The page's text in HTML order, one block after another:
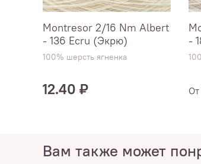
Montresor 2/16 Nm Albert
- 136 Ecru (Экрю)
100% шерсть ягненка
12.40 ₽
-
От
Вам также может